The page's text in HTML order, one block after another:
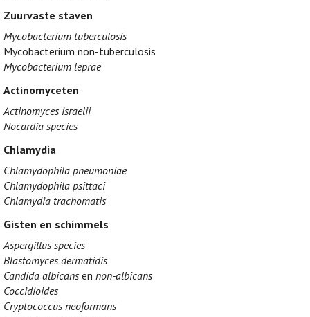
Zuurvaste staven
Mycobacterium tuberculosis
Mycobacterium non-tuberculosis
Mycobacterium leprae
Actinomyceten
Actinomyces israelii
Nocardia species
Chlamydia
Chlamydophila pneumoniae
Chlamydophila psittaci
Chlamydia trachomatis
Gisten en schimmels
Aspergillus species
Blastomyces dermatidis
Candida albicans en non-albicans
Coccidioides
Cryptococcus neoformans